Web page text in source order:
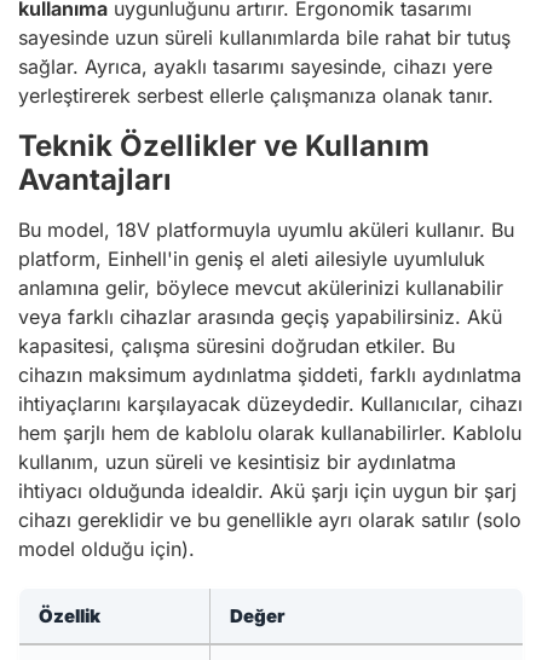
kullanıma uygunluğunu artırır. Ergonomik tasarımı
sayesinde uzun süreli kullanımlarda bile rahat bir tutuş
sağlar. Ayrıca, ayaklı tasarımı sayesinde, cihazı yere
yerleştirerek serbest ellerle çalışmanıza olanak tanır.
Teknik Özellikler ve Kullanım
Avantajları
Bu model, 18V platformuyla uyumlu aküleri kullanır. Bu
platform, Einhell'in geniş el aleti ailesiyle uyumluluk
anlamına gelir, böylece mevcut akülerinizi kullanabilir
veya farklı cihazlar arasında geçiş yapabilirsiniz. Akü
kapasitesi, çalışma süresini doğrudan etkiler. Bu
cihazın maksimum aydınlatma şiddeti, farklı aydınlatma
ihtiyaçlarını karşılayacak düzeydedir. Kullanıcılar, cihazı
hem şarjlı hem de kablolu olarak kullanabilirler. Kablolu
kullanım, uzun süreli ve kesintisiz bir aydınlatma
ihtiyacı olduğunda idealdir. Akü şarjı için uygun bir şarj
cihazı gereklidir ve bu genellikle ayrı olarak satılır (solo
model olduğu için).
Özellik Değer